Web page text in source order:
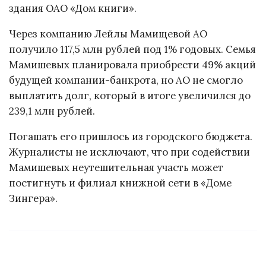
здания ОАО «Дом книги».
Через компанию Лейлы Мамищевой АО
получило 117,5 млн рублей под 1% годовых. Семья
Мамишевых планировала приобрести 49% акций
будущей компании-банкрота, но АО не смогло
выплатить долг, который в итоге увеличился до
239,1 млн рублей.
Погашать его пришлось из городского бюджета.
Журналисты не исключают, что при содействии
Мамишевых неутешительная участь может
постигнуть и филиал книжной сети в «Доме
Зингера».